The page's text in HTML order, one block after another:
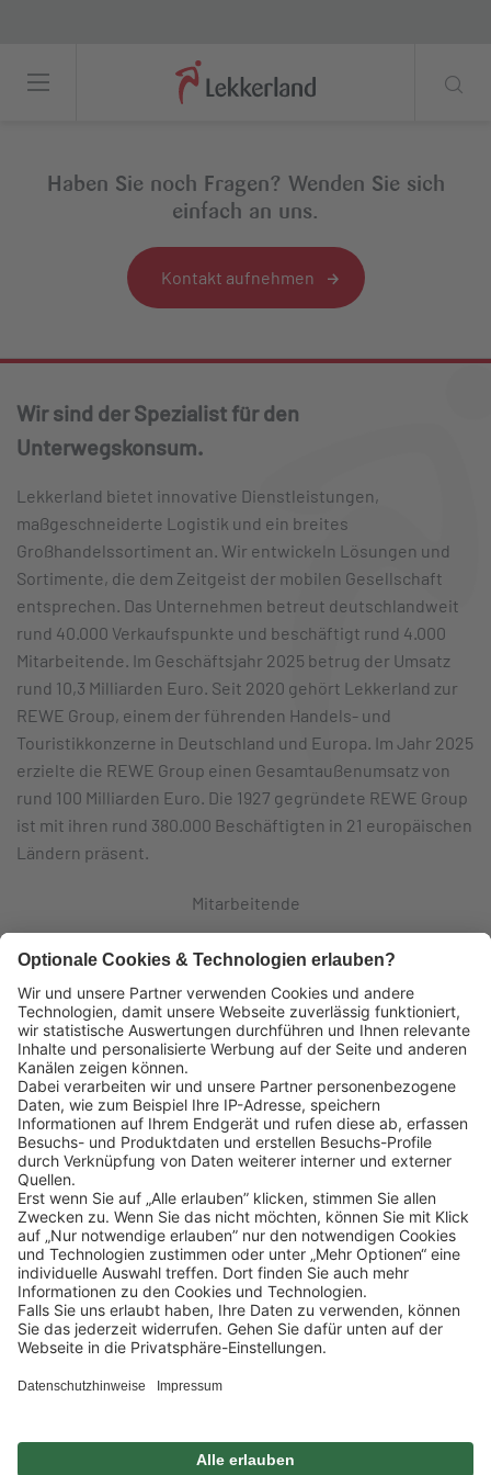
Haben Sie noch Fragen? Wenden Sie sich
einfach an uns.
Kontakt aufnehmen
Wir sind der Spezialist für den
Unterwegskonsum.
Lekkerland bietet innovative Dienstleistungen,
maßgeschneiderte Logistik und ein breites
Großhandelssortiment an. Wir entwickeln Lösungen und
Sortimente, die dem Zeitgeist der mobilen Gesellschaft
entsprechen. Das Unternehmen betreut deutschlandweit
rund 40.000 Verkaufspunkte und beschäftigt rund 4.000
Mitarbeitende. Im Geschäftsjahr 2025 betrug der Umsatz
rund 10,3 Milliarden Euro. Seit 2020 gehört Lekkerland zur
REWE Group, einem der führenden Handels- und
Touristikkonzerne in Deutschland und Europa. Im Jahr 2025
erzielte die REWE Group einen Gesamtaußenumsatz von
rund 100 Milliarden Euro. Die 1927 gegründete REWE Group
ist mit ihren rund 380.000 Beschäftigten in 21 europäischen
Ländern präsent.
Mitarbeitende
Lekkerland SE
50226 Frechen
Deutschland
+49 2234 1821-0
info@lekkerland.de